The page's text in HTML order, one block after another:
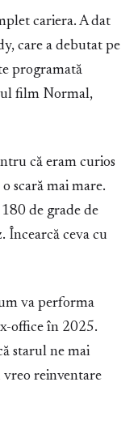
cariera. A dat
care a debutat pe
programată
film Normal,
că eram curios
scară mai mare.
de grade de
Încearcă ceva cu
va performa
office în 2025.
starul ne mai
vreo reinventare